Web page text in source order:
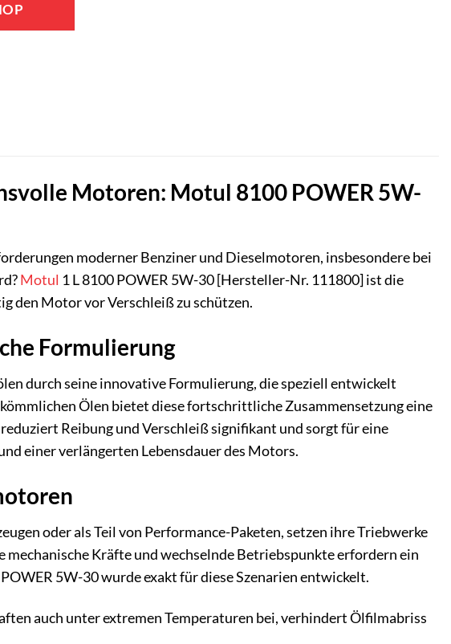
Motoren: Motul 8100 POWER 5W-
moderner Benziner und Dieselmotoren, insbesondere bei
Motul 1 L 8100 POWER 5W-30 [Hersteller-Nr. 111800] ist die
den Motor vor Verschleiß zu schützen.
Formulierung
durch seine innovative Formulierung, die speziell entwickelt
Ölen bietet diese fortschrittliche Zusammensetzung eine
Reibung und Verschleiß signifikant und sorgt für eine
einer verlängerten Lebensdauer des Motors.
oder als Teil von Performance-Paketen, setzen ihre Triebwerke
Kräfte und wechselnde Betriebspunkte erfordern ein
5W-30 wurde exakt für diese Szenarien entwickelt.
auch unter extremen Temperaturen bei, verhindert Ölfilmabriss